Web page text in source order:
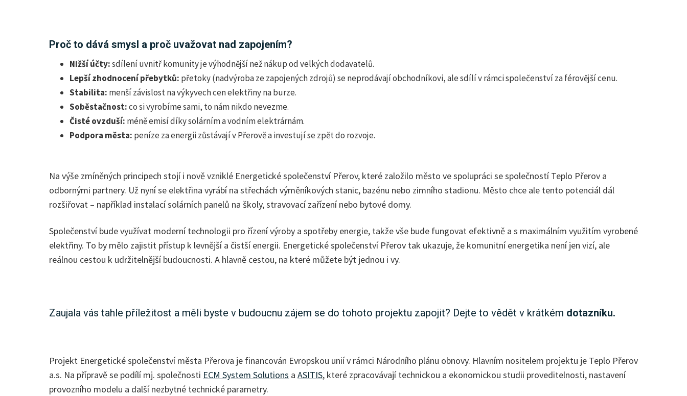
Proč to dává smysl a proč uvažovat nad zapojením?
Nižší účty:sdílení uvnitř komunity je výhodnější než nákup od velkých dodavatelů.
Lepší zhodnocení přebytků: přetoky (nadvýroba ze zapojených zdrojů) se neprodávají obchodníkovi, ale sdílí v rámci společenství za férovější cenu.
Stabilita: menší závislost na výkyvech cen elektřiny na burze.
Soběstačnost:co si vyrobíme sami, to nám nikdo nevezme.
Čisté ovzduší: méně emisí díky solárním a vodním elektrárnám.
Podpora města: peníze za energii zůstávají v Přerově a investují se zpět do rozvoje.
Na výše zmíněných principech stojí i nově vzniklé Energetické společenství Přerov, které založilo město ve spolupráci se společností Teplo Přerov a
odbornými partnery. Už nyní se elektřina vyrábí na střechách výměníkových stanic, bazénu nebo zimního stadionu. Město chce ale tento potenciál dál
rozšiřovat – například instalací solárních panelů na školy, stravovací zařízení nebo bytové domy.
Společenství bude využívat moderní technologii pro řízení výroby a spotřeby energie, takže vše bude fungovat efektivně a s maximálním využitím vyrobené
elektřiny. To by mělo zajistit přístup k levnější a čistší energii. Energetické společenství Přerov tak ukazuje, že komunitní energetika není jen vizí, ale
reálnou cestou k udržitelnější budoucnosti. A hlavně cestou, na které můžete být jednou i vy.
Zaujala vás tahle příležitost a měli byste v budoucnu zájem se do tohoto projektu zapojit? Dejte to vědět v krátkém dotazníku.
Projekt Energetické společenství města Přerova je financován Evropskou unií v rámci Národního plánu obnovy. Hlavním nositelem projektu je Teplo Přerov
a.s. Na přípravě se podílí mj. společnosti ECM System Solutions a ASITIS, které zpracovávají technickou a ekonomickou studii proveditelnosti, nastavení
provozního modelu a další nezbytné technické parametry.